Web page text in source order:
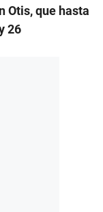
Otis, que hasta
26